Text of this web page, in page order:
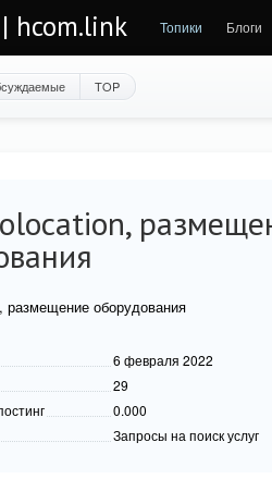
hcom.link Топики Блоги
TOP
оборудования
6 февраля 2022
29
0.000
Запросы на поиск услуг